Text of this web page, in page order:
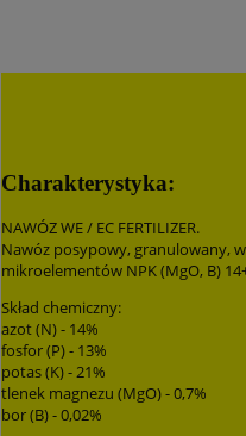
Charakterystyka:
NAWÓZ WE / EC FERTILIZER.
Nawóz posypowy, granulowany,
mikroelementów NPK (MgO, B)
Skład chemiczny:
azot (N) - 14%
fosfor (P) - 13%
potas (K) - 21%
tlenek magnezu (MgO) - 0,7%
bor (B) - 0,02%